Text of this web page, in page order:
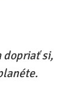
dopriať si,